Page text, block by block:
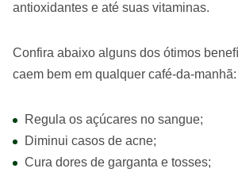
antioxidantes e até suas vitaminas.
Confira abaixo alguns dos ótimos
caem bem em qualquer café-da-manhã:
Regula os açúcares no sangue;
Diminui casos de acne;
Cura dores de garganta e tosses;